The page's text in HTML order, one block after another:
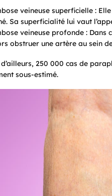
veineuse superficielle :
Sa superficialité lui vaut
veineuse profonde : Dans
obstruer une artère au sein
250 000 cas de
sous-estimé.